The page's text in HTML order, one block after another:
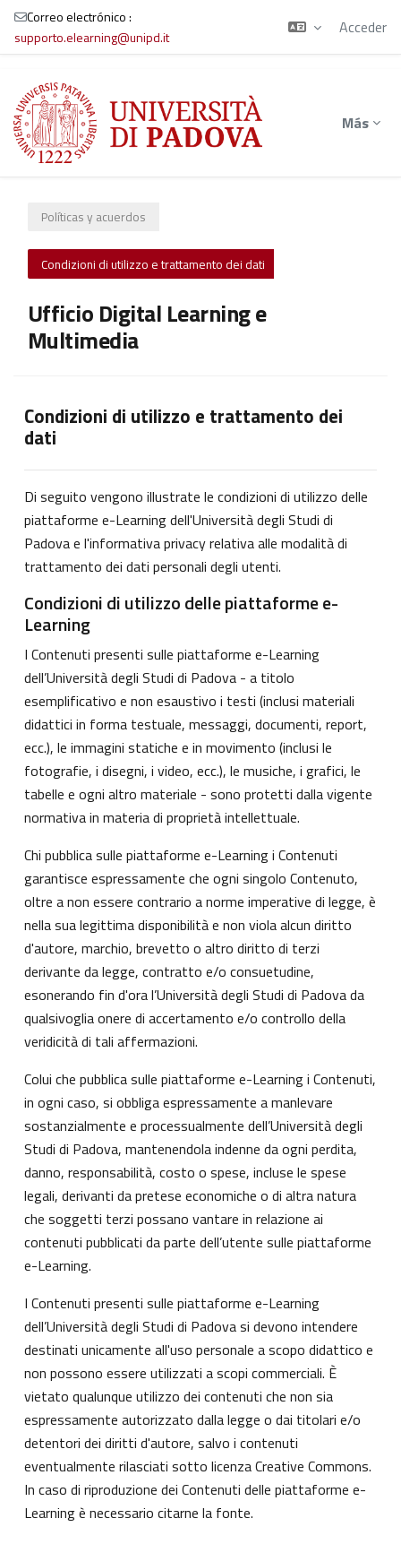
Salta al contenido principal
Correo electrónico :
supporto.elearning@unipd.it
Acceder
Más
Políticas y acuerdos
Condizioni di utilizzo e trattamento dei dati
Ufficio Digital Learning e
Multimedia
Condizioni di utilizzo e trattamento dei
dati
Di seguito vengono illustrate le condizioni di utilizzo delle
piattaforme e-Learning dell'Università degli Studi di
Padova e l'informativa privacy relativa alle modalità di
trattamento dei dati personali degli utenti.
Condizioni di utilizzo delle piattaforme e-
Learning
I Contenuti presenti sulle piattaforme e-Learning
dell’Università degli Studi di Padova - a titolo
esemplificativo e non esaustivo i testi (inclusi materiali
didattici in forma testuale, messaggi, documenti, report,
ecc.), le immagini statiche e in movimento (inclusi le
fotografie, i disegni, i video, ecc.), le musiche, i grafici, le
tabelle e ogni altro materiale - sono protetti dalla vigente
normativa in materia di proprietà intellettuale.
Chi pubblica sulle piattaforme e-Learning i Contenuti
garantisce espressamente che ogni singolo Contenuto,
oltre a non essere contrario a norme imperative di legge, è
nella sua legittima disponibilità e non viola alcun diritto
d'autore, marchio, brevetto o altro diritto di terzi
derivante da legge, contratto e/o consuetudine,
esonerando fin d'ora l’Università degli Studi di Padova da
qualsivoglia onere di accertamento e/o controllo della
veridicità di tali affermazioni.
Colui che pubblica sulle piattaforme e-Learning i Contenuti,
in ogni caso, si obbliga espressamente a manlevare
sostanzialmente e processualmente dell’Università degli
Studi di Padova, mantenendola indenne da ogni perdita,
danno, responsabilità, costo o spese, incluse le spese
legali, derivanti da pretese economiche o di altra natura
che soggetti terzi possano vantare in relazione ai
contenuti pubblicati da parte dell’utente sulle piattaforme
e-Learning.
I Contenuti presenti sulle piattaforme e-Learning
dell’Università degli Studi di Padova si devono intendere
destinati unicamente all'uso personale a scopo didattico e
non possono essere utilizzati a scopi commerciali. È
vietato qualunque utilizzo dei contenuti che non sia
espressamente autorizzato dalla legge o dai titolari e/o
detentori dei diritti d'autore, salvo i contenuti
eventualmente rilasciati sotto licenza Creative Commons.
In caso di riproduzione dei Contenuti delle piattaforme e-
Learning è necessario citarne la fonte.